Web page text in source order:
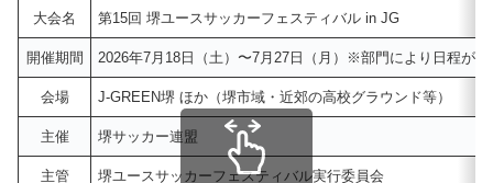
大会名 第15回 堺ユースサッカーフェスティバル in JG
開催期間 2026年7月18日（土）〜7月27日（月）※部門により日程が
会場 J-GREEN堺 ほか（堺市域・近郊の高校グラウンド等）
主催 堺サッカー連盟
主管 堺ユースサッカーフェスティバル実行委員会